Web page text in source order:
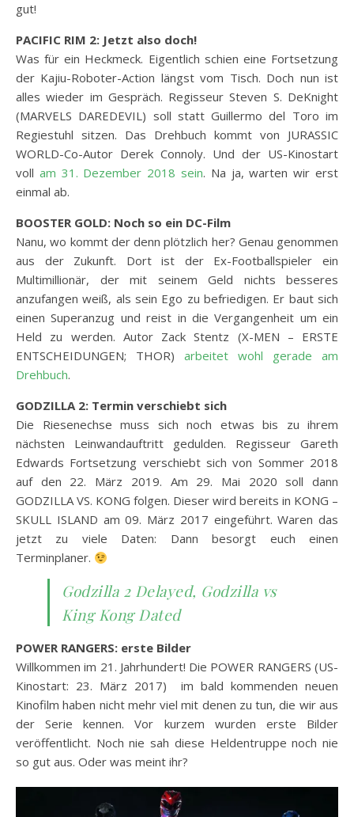
gut!
PACIFIC RIM 2: Jetzt also doch!
Was für ein Heckmeck. Eigentlich schien eine Fortsetzung
der Kajiu-Roboter-Action längst vom Tisch. Doch nun ist
alles wieder im Gespräch. Regisseur Steven S. DeKnight
(MARVELS DAREDEVIL) soll statt Guillermo del Toro im
Regiestuhl sitzen. Das Drehbuch kommt von JURASSIC
WORLD-Co-Autor Derek Connoly. Und der US-Kinostart
voll am 31. Dezember 2018 sein. Na ja, warten wir erst
einmal ab.
BOOSTER GOLD: Noch so ein DC-Film
Nanu, wo kommt der denn plötzlich her? Genau genommen
aus der Zukunft. Dort ist der Ex-Footballspieler ein
Multimillionär, der mit seinem Geld nichts besseres
anzufangen weiß, als sein Ego zu befriedigen. Er baut sich
einen Superanzug und reist in die Vergangenheit um ein
Held zu werden. Autor Zack Stentz (X-MEN – ERSTE
ENTSCHEIDUNGEN; THOR) arbeitet wohl gerade am
Drehbuch.
GODZILLA 2: Termin verschiebt sich
Die Riesenechse muss sich noch etwas bis zu ihrem
nächsten Leinwandauftritt gedulden. Regisseur Gareth
Edwards Fortsetzung verschiebt sich von Sommer 2018
auf den 22. März 2019. Am 29. Mai 2020 soll dann
GODZILLA VS. KONG folgen. Dieser wird bereits in KONG –
SKULL ISLAND am 09. März 2017 eingeführt. Waren das
jetzt zu viele Daten: Dann besorgt euch einen
Terminplaner.
Godzilla 2 Delayed, Godzilla vs
King Kong Dated
POWER RANGERS: erste Bilder
Willkommen im 21. Jahrhundert! Die POWER RANGERS (US-
Kinostart: 23. März 2017) im bald kommenden neuen
Kinofilm haben nicht mehr viel mit denen zu tun, die wir aus
der Serie kennen. Vor kurzem wurden erste Bilder
veröffentlicht. Noch nie sah diese Heldentruppe noch nie
so gut aus. Oder was meint ihr?